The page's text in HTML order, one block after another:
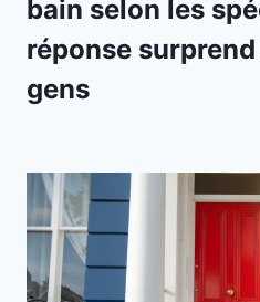
bain selon les
réponse
gens